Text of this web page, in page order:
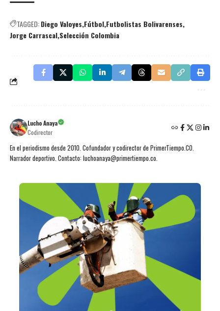
TAGGED:Diego Valoyes Fútbol Futbolistas Bolivarenses
Jorge Carrascal Selección Colombia
Lucho Anaya
Codirector
En el periodismo desde 2010. Cofundador y codirector de PrimerTiempo.CO.
Narrador deportivo. Contacto: luchoanaya@primertiempo.co.